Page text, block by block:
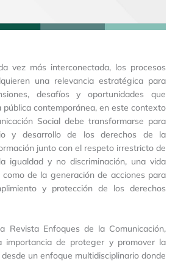
vez más interconectada, los procesos
una relevancia estratégica para
desafíos y oportunidades que
contemporánea, en este contexto
Social debe transformarse para
y desarrollo de los derechos de la
junto con el respeto irrestricto de
igualdad y no discriminación, una vida
como de la generación de acciones para
y protección de los derechos
Revista Enfoques de la Comunicación,
importancia de proteger y promover la
un enfoque multidisciplinario donde